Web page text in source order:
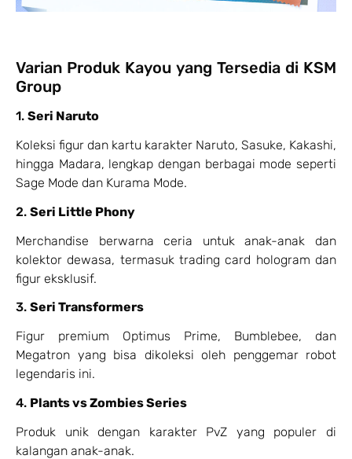
Varian Produk Kayou yang Tersedia di KSM
Group
1. Seri Naruto
Koleksi figur dan kartu karakter Naruto, Sasuke, Kakashi,
hingga Madara, lengkap dengan berbagai mode seperti
Sage Mode dan Kurama Mode.
2. Seri Little Phony
Merchandise berwarna ceria untuk anak-anak dan
kolektor dewasa, termasuk trading card hologram dan
figur eksklusif.
3. Seri Transformers
Figur premium Optimus Prime, Bumblebee, dan
Megatron yang bisa dikoleksi oleh penggemar robot
legendaris ini.
4. Plants vs Zombies Series
Produk unik dengan karakter PvZ yang populer di
kalangan anak-anak.